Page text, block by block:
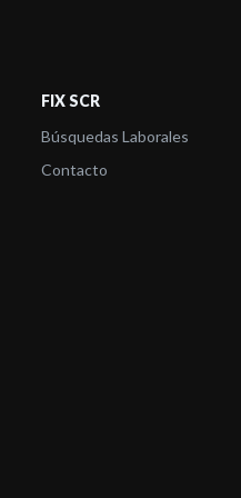
FIX SCR
Búsquedas Laborales
Contacto